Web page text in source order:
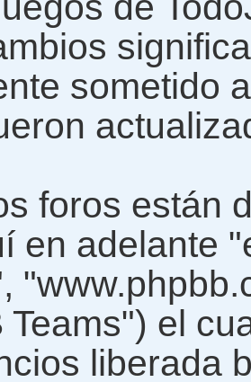
sometido
foros están
en adelante
Teams") el
liberada